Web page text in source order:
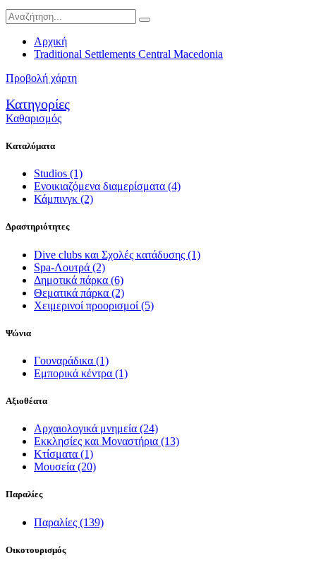
Αρχική
Traditional Settlements Central Macedonia
Προβολή χάρτη
Κατηγορίες
Καθαρισμός
Καταλύματα
Studios (1)
Ενοικιαζόμενα διαμερίσματα (4)
Κάμπινγκ (2)
Δραστηριότητες
Dive clubs και Σχολές κατάδυσης (1)
Spa-Λουτρά (2)
Δημοτικά πάρκα (6)
Θεματικά πάρκα (2)
Χειμερινοί προορισμοί (5)
Ψώνια
Γουναράδικα (1)
Εμπορικά κέντρα (1)
Αξιοθέατα
Αρχαιολογικά μνημεία (24)
Εκκλησίες και Μοναστήρια (13)
Κτίσματα (1)
Μουσεία (20)
Παραλίες
Παραλίες (139)
Οικοτουρισμός